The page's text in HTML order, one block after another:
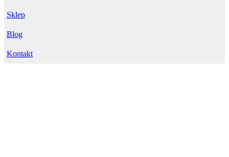
Sklep
Blog
Kontakt